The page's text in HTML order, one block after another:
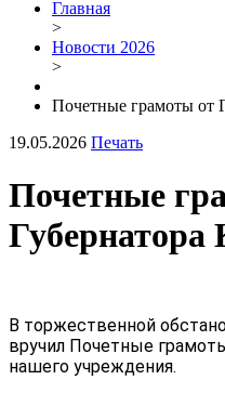
Главная
>
Новости 2026
>
Почетные грамоты от
19.05.2026 Печать
Почетные
Губернатора
В торжественной
вручил Почетные
нашего учреждения.